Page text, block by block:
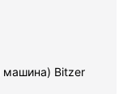
машина) Bitzer